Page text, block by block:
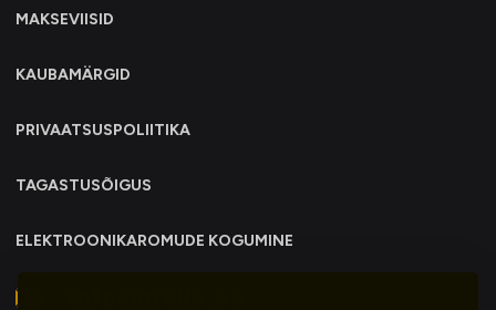
MAKSEVIISID
KAUBAMÄRGID
PRIVAATSUSPOLIITIKA
TAGASTUSÕIGUS
ELEKTROONIKAROMUDE KOGUMINE